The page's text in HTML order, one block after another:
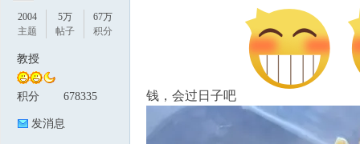
2004
主题
5万
帖子
67万
积分
教授
积分 678335
发消息
钱，会过日子吧